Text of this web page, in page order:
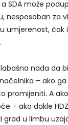
SDA može
nesposoban za
umjerenost,
nada da
– ako
promijeniti. A
– ako dakle
grad u limbu